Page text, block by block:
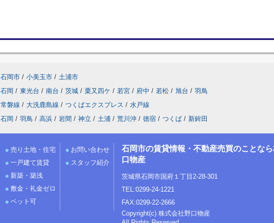
石岡市 / 小美玉市 / 土浦市
石岡 / 東光台 / 南台 / 茨城 / 栗又四ケ / 若宮 / 府中 / 若松 / 旭台 / 羽鳥
常磐線 / 大洗鹿島線 / つくばエクスプレス / 水戸線
石岡 / 羽鳥 / 高浜 / 岩間 / 神立 / 土浦 / 荒川沖 / 徳宿 / つくば / 新鉾田
売り土地・住宅
一戸建て賃貸
新築・築浅
敷金・礼金ゼロ
ペット可
お問い合わせ
スタッフ紹介
石岡市の賃貸情報・不動産売買のことな
口物産
茨城県石岡市国府１丁目2-28-301
TEL:0299-24-1221
FAX:0299-22-2666
Copyright(c) 株式会社野口物産